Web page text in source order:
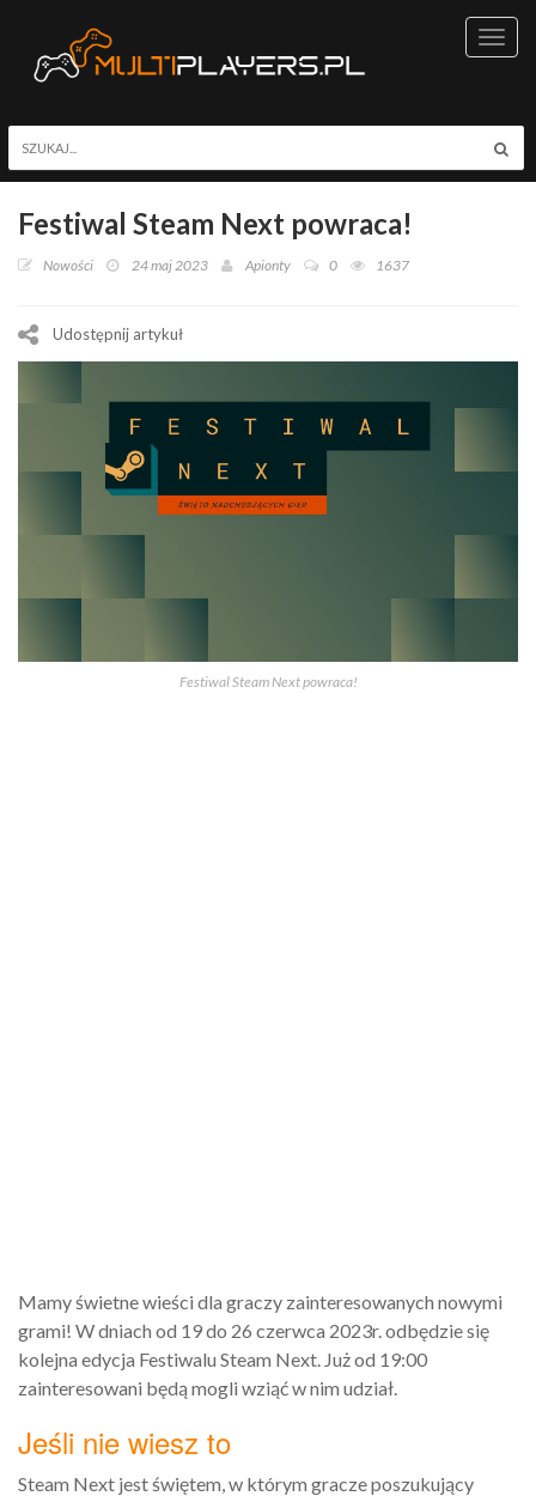
Festiwal Steam Next powraca!
Nowości 24 maj 2023 Apionty 0 1637
Udostępnij artykuł
Festiwal Steam Next powraca!
Mamy świetne wieści dla graczy zainteresowanych nowymi
grami! W dniach od 19 do 26 czerwca 2023r. odbędzie się
kolejna edycja Festiwalu Steam Next. Już od 19:00
zainteresowani będą mogli wziąć w nim udział.
Jeśli nie wiesz to
Steam Next jest świętem, w którym gracze poszukujący